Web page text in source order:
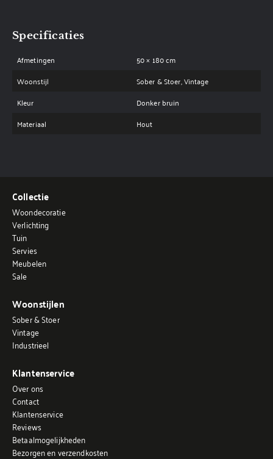
Specificaties
Afmetingen
50 × 180 cm
Woonstijl
Sober & Stoer, Vintage
Kleur
Donker bruin
Materiaal
Hout
Collectie
Woondecoratie
Verlichting
Tuin
Servies
Meubelen
Sale
Woonstijlen
Sober & Stoer
Vintage
Industrieel
Klantenservice
Over ons
Contact
Klantenservice
Reviews
Betaalmogelijkheden
Bezorgen en verzendkosten